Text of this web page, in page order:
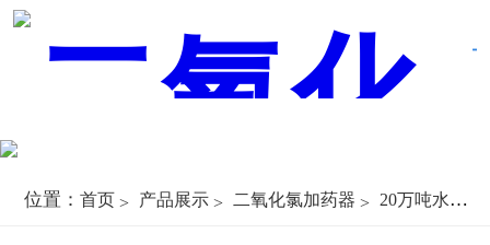
位置： 首页 产品展示 二氧化氯加药器 20万吨水厂加药器